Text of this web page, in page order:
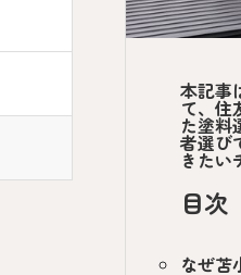
本記事
て、住
た塗料
者選び
きたい
目次
なぜ苫